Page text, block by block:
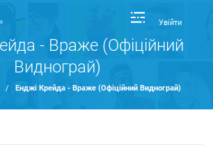
Увійти
- Враже (Офіційний
Виднограй)
/ Енджі Крейда - Враже (Офіційний Виднограй)